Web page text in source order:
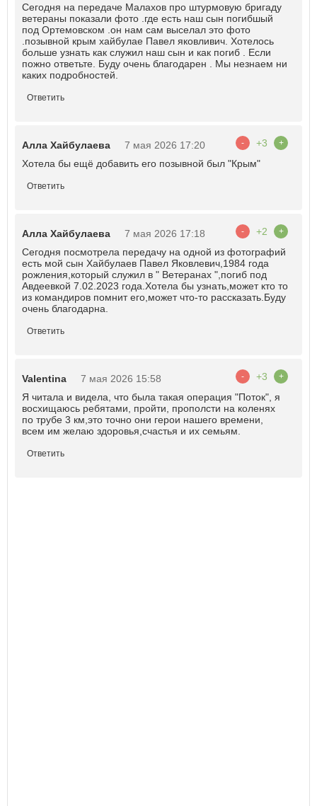
Сегодня на передаче Малахов про штурмовую бригаду
ветераны показали фото .где есть наш сын погибшый
под Ортемовском .он нам сам выселал это фото
.позывной крым хайбулае Павел яковливич. Хотелось
больше узнать как служил наш сын и как погиб . Если
пожно ответьте. Буду очень благодарен . Мы незнаем ни
каких подробностей.
Ответить
Алла Хайбулаева 7 мая 2026 17:20 - +3 +
Хотела бы ещё добавить его позывной был "Крым"
Ответить
Алла Хайбулаева 7 мая 2026 17:18 - +2 +
Сегодня посмотрела передачу на одной из фотографий
есть мой сын Хайбулаев Павел Яковлевич,1984 года
рожления,который служил в " Ветеранах ",погиб под
Авдеевкой 7.02.2023 года.Хотела бы узнать,может кто то
из командиров помнит его,может что-то рассказать.Буду
очень благодарна.
Ответить
Valentina 7 мая 2026 15:58 - +3 +
Я читала и видела, что была такая операция "Поток", я
восхищаюсь ребятами, пройти, прополсти на коленях
по трубе 3 км,это точно они герои нашего времени,
всем им желаю здоровья,счастья и их семьям.
Ответить